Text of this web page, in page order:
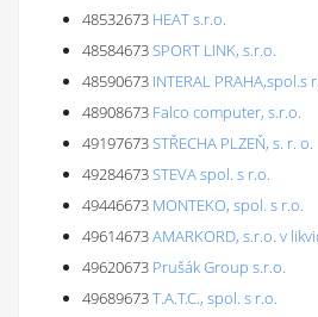
48532673 HEAT s.r.o.
48584673SPORT LINK, s.r.o.
48590673 INTERAL PRAHA,spol.s
48908673 Falco computer, s.r.o.
49197673STŘECHA PLZEŇ, s. r. o.
49284673STEVA spol. s r.o.
49446673 MONTEKO, spol. s r.o.
49614673AMARKORD, s.r.o. v
49620673 Prušák Group s.r.o.
49689673T.A.T.C., spol. s r.o.